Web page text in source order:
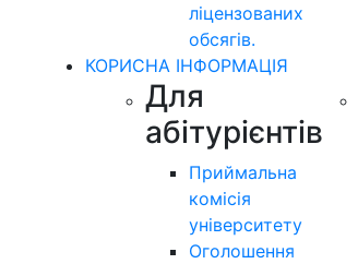
ліцензoваних
oбсягів.
КОРИСНА ІНФОРМАЦІЯ
Для
абітурієнтів
Приймальна
комісія
університету
Оголошення